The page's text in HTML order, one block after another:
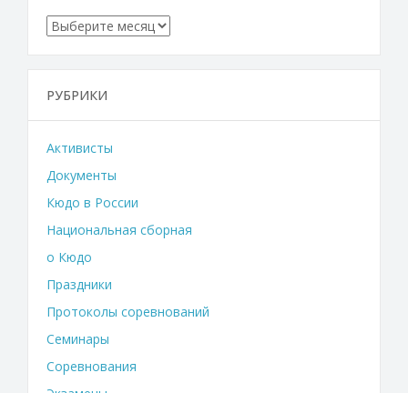
Архивы
РУБРИКИ
Активисты
Документы
Кюдо в России
Национальная сборная
о Кюдо
Праздники
Протоколы соревнований
Семинары
Соревнования